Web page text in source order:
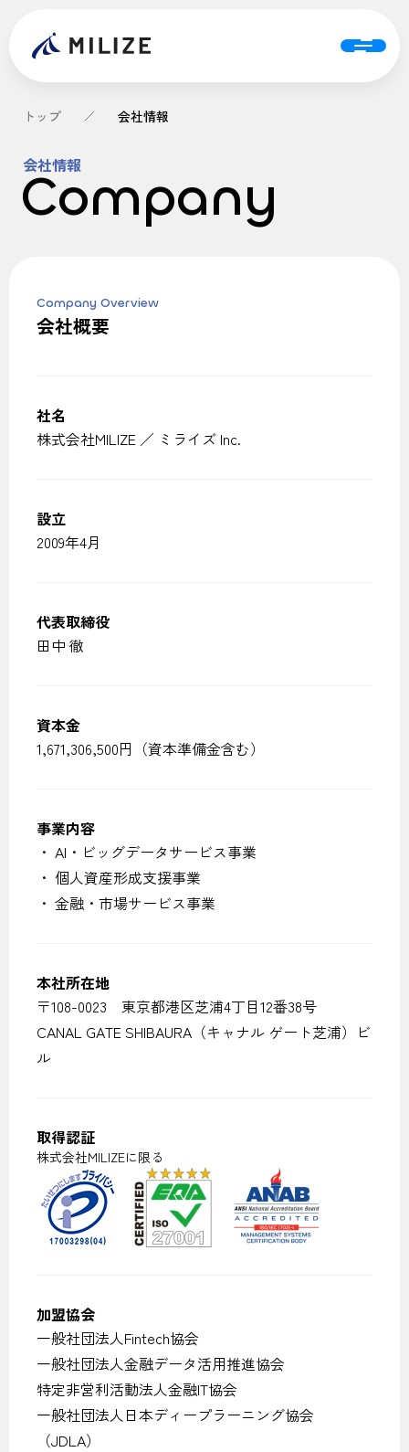
トップ 会社情報
会社情報
Company
Company Overview
会社概要
社名
株式会社MILIZE ／ ミライズ Inc.
設立
2009年4月
代表取締役
田中 徹
資本金
1,671,306,500円（資本準備金含む）
事業内容
・ AI・ビッグデータサービス事業
・ 個人資産形成支援事業
・ 金融・市場サービス事業
本社所在地
〒108-0023 東京都港区芝浦4丁目12番38号
CANAL GATE SHIBAURA（キャナル ゲート芝浦）ビ
ル
取得認証
株式会社MILIZEに限る
加盟協会
一般社団法人Fintech協会
一般社団法人金融データ活用推進協会
特定非営利活動法人金融IT協会
一般社団法人日本ディープラーニング協会
（JDLA）